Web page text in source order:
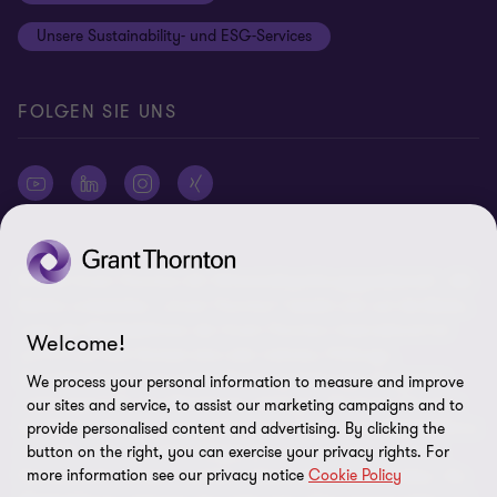
Rechtliche Hinweise
Cookie-Einstellungen
Unsere Sustainability- und ESG-Services
FOLGEN SIE UNS
© 2026 Grant Thornton AG Wirtschaftsprüfungsgesellschaft - Alle
unter der Mitgliedsfirmen der Grant Thornton International Ltd
(„GTIL“), je nach Kontext eine oder mehrere, Prüfungs-,
Steuerberatungs- und andere Beratungs-leistungen (insgesamt
„Leistungen“) für ihre Mandanten erbringen. Die Grant Thornton
AG Wirtschaftsprüfungsgesellschaft ist die deutsche Mitgliedsfirma
von GTIL. GTIL und deren Mitgliedsfirmen sind keine weltweite
Partnerschaft, sondern rechtlich selbständige Gesellschaften. Die
Welcome!
We process your personal information to measure and improve
our sites and service, to assist our marketing campaigns and to
provide personalised content and advertising. By clicking the
button on the right, you can exercise your privacy rights. For
more information see our privacy notice Cookie Policy